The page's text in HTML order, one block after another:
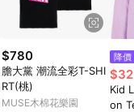
$780
膽大黨 潮流全彩T-SHI
RT(桃)
MUSE木棉花樂園
降價
Kid
on